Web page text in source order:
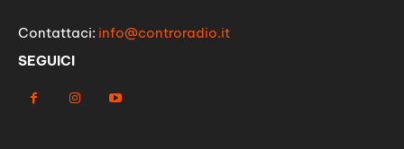
Contattaci: info@controradio.it
SEGUICI